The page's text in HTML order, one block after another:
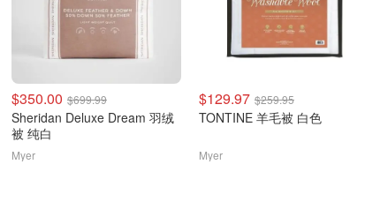
$350.00 $699.99
Sheridan Deluxe Dream 羽绒
被 纯白
Myer
$129.97 $259.95
TONTINE 羊毛被 白色
Myer